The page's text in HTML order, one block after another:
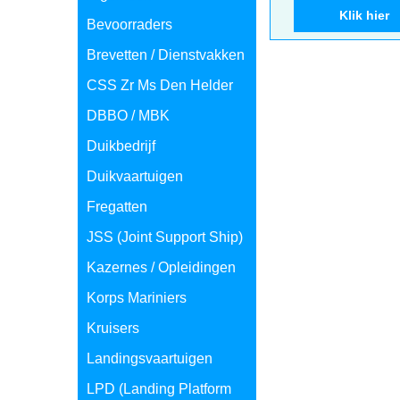
Bevoorraders
Brevetten / Dienstvakken
CSS Zr Ms Den Helder
DBBO / MBK
Duikbedrijf
Duikvaartuigen
Fregatten
JSS (Joint Support Ship)
Kazernes / Opleidingen
Korps Mariniers
Kruisers
Landingsvaartuigen
LPD (Landing Platform